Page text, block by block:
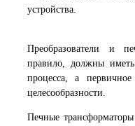
устройства.
Преобразователи и
правило, должны иметь
процесса, а
целесообразности.
Печные